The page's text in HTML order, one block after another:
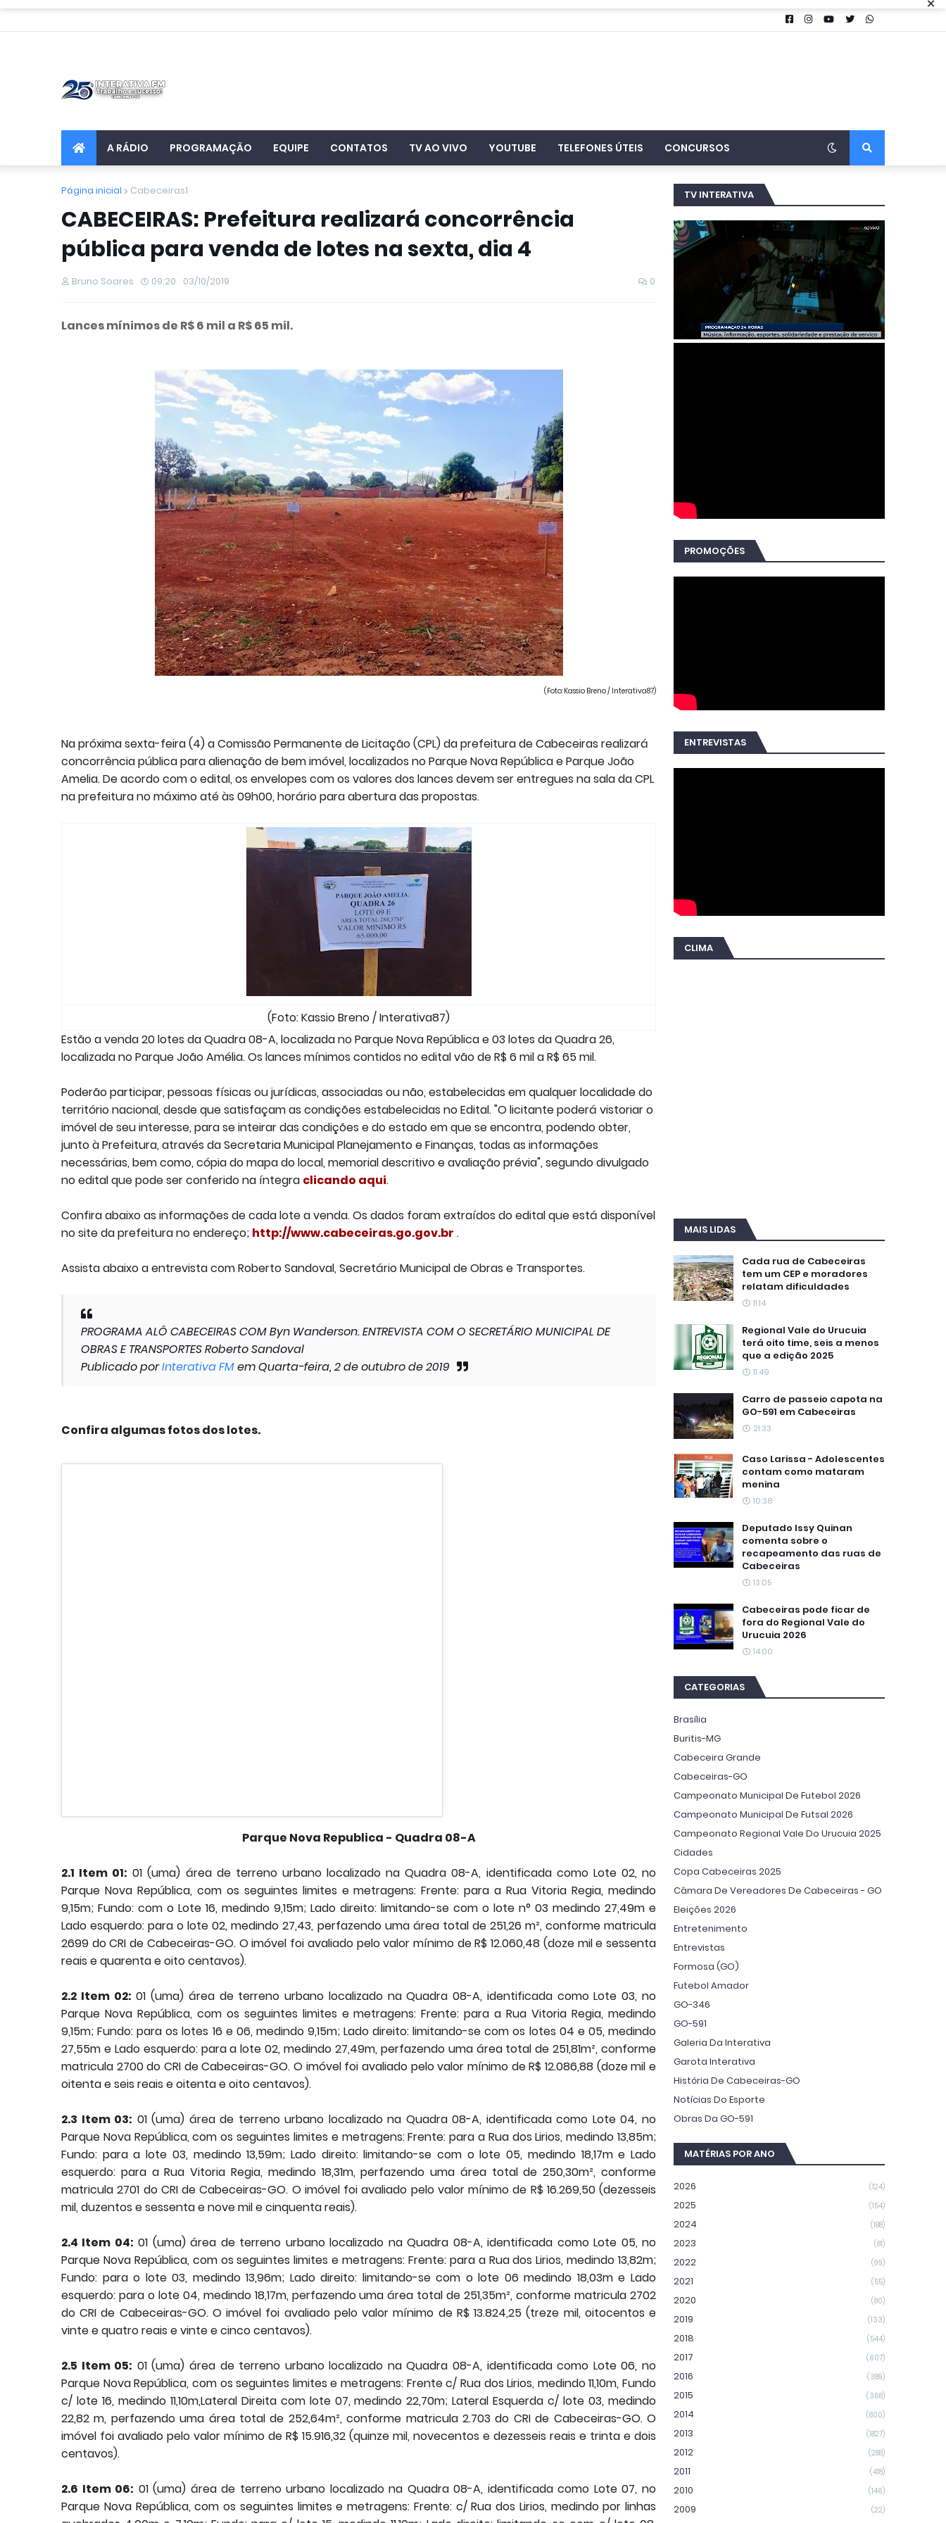
A RÁDIO PROGRAMAÇÃO EQUIPE CONTATOS TV AO VIVO YOUTUBE TELEFONES ÚTEIS CONCURSOS
Página inicial Cabeceiras1
CABECEIRAS: Prefeitura realizará concorrência
pública para venda de lotes na sexta, dia 4
Bruno Soares 09:20 03/10/2019 0
Lances mínimos de R$ 6 mil a R$ 65 mil.
(Foto: Kassio Breno / Interativa87)
Na próxima sexta-feira (4) a Comissão Permanente de Licitação (CPL) da prefeitura de Cabeceiras realizará
concorrência pública para alienação de bem imóvel, localizados no Parque Nova República e Parque João
Amelia. De acordo com o edital, os envelopes com os valores dos lances devem ser entregues na sala da CPL
na prefeitura no máximo até às 09h00, horário para abertura das propostas.
(Foto: Kassio Breno / Interativa87)
Estão a venda 20 lotes da Quadra 08-A, localizada no Parque Nova República e 03 lotes da Quadra 26,
localizada no Parque João Amélia. Os lances mínimos contidos no edital vão de R$ 6 mil a R$ 65 mil.
Poderão participar, pessoas físicas ou jurídicas, associadas ou não, estabelecidas em qualquer localidade do
território nacional, desde que satisfaçam as condições estabelecidas no Edital. "O licitante poderá vistoriar o
imóvel de seu interesse, para se inteirar das condições e do estado em que se encontra, podendo obter,
junto à Prefeitura, através da Secretaria Municipal Planejamento e Finanças, todas as informações
necessárias, bem como, cópia do mapa do local, memorial descritivo e avaliação prévia", segundo divulgado
no edital que pode ser conferido na íntegra clicando aqui.
Confira abaixo as informações de cada lote a venda. Os dados foram extraídos do edital que está disponível
no site da prefeitura no endereço; http://www.cabeceiras.go.gov.br .
Assista abaixo a entrevista com Roberto Sandoval, Secretário Municipal de Obras e Transportes.
PROGRAMA ALÔ CABECEIRAS COM Byn Wanderson. ENTREVISTA COM O SECRETÁRIO MUNICIPAL DE
OBRAS E TRANSPORTES Roberto Sandoval
Publicado porInterativa FMem Quarta-feira, 2 de outubro de 2019
Confira algumas fotos dos lotes.
Parque Nova Republica - Quadra 08-A
2.1 Item 01: 01 (uma) área de terreno urbano localizado na Quadra 08-A, identificada como Lote 02, no
Parque Nova República, com os seguintes limites e metragens: Frente: para a Rua Vitoria Regia, medindo
9,15m; Fundo: com o Lote 16, medindo 9,15m; Lado direito: limitando-se com o lote n° 03 medindo 27,49m e
Lado esquerdo: para o lote 02, medindo 27,43, perfazendo uma área total de 251,26 m², conforme matricula
2699 do CRI de Cabeceiras-GO. O imóvel foi avaliado pelo valor mínimo de R$ 12.060,48 (doze mil e sessenta
reais e quarenta e oito centavos).
2.2 Item 02: 01 (uma) área de terreno urbano localizado na Quadra 08-A, identificada como Lote 03, no
Parque Nova República, com os seguintes limites e metragens: Frente: para a Rua Vitoria Regia, medindo
9,15m; Fundo: para os lotes 16 e 06, medindo 9,15m; Lado direito: limitando-se com os lotes 04 e 05, medindo
27,55m e Lado esquerdo: para a lote 02, medindo 27,49m, perfazendo uma área total de 251,81m², conforme
matricula 2700 do CRI de Cabeceiras-GO. O imóvel foi avaliado pelo valor mínimo de R$ 12.086,88 (doze mil e
oitenta e seis reais e oitenta e oito centavos).
2.3 Item 03: 01 (uma) área de terreno urbano localizado na Quadra 08-A, identificada como Lote 04, no
Parque Nova República, com os seguintes limites e metragens: Frente: para a Rua dos Lirios, medindo 13,85m;
Fundo: para a lote 03, medindo 13,59m; Lado direito: limitando-se com o lote 05, medindo 18,17m e Lado
esquerdo: para a Rua Vitoria Regia, medindo 18,31m, perfazendo uma área total de 250,30m², conforme
matricula 2701 do CRI de Cabeceiras-GO. O imóvel foi avaliado pelo valor mínimo de R$ 16.269,50 (dezesseis
mil, duzentos e sessenta e nove mil e cinquenta reais).
2.4 Item 04: 01 (uma) área de terreno urbano localizado na Quadra 08-A, identificada como Lote 05, no
Parque Nova República, com os seguintes limites e metragens: Frente: para a Rua dos Lirios, medindo 13,82m;
Fundo: para o lote 03, medindo 13,96m; Lado direito: limitando-se com o lote 06 medindo 18,03m e Lado
esquerdo: para o lote 04, medindo 18,17m, perfazendo uma área total de 251,35m², conforme matricula 2702
do CRI de Cabeceiras-GO. O imóvel foi avaliado pelo valor mínimo de R$ 13.824,25 (treze mil, oitocentos e
vinte e quatro reais e vinte e cinco centavos).
2.5 Item 05: 01 (uma) área de terreno urbano localizado na Quadra 08-A, identificada como Lote 06, no
Parque Nova República, com os seguintes limites e metragens: Frente c/ Rua dos Lirios, medindo 11,10m, Fundo
c/ lote 16, medindo 11,10m,Lateral Direita com lote 07, medindo 22,70m; Lateral Esquerda c/ lote 03, medindo
22,82 m, perfazendo uma área total de 252,64m², conforme matricula 2.703 do CRI de Cabeceiras-GO. O
imóvel foi avaliado pelo valor mínimo de R$ 15.916,32 (quinze mil, novecentos e dezesseis reais e trinta e dois
centavos).
2.6 Item 06: 01 (uma) área de terreno urbano localizado na Quadra 08-A, identificada como Lote 07, no
Parque Nova República, com os seguintes limites e metragens: Frente: c/ Rua dos Lirios, medindo por linhas
TV INTERATIVA
PROMOÇÕES
ENTREVISTAS
CLIMA
MAIS LIDAS
Cada rua de Cabeceiras
tem um CEP e moradores
relatam dificuldades
11:14
Regional Vale do Urucuia
terá oito time, seis a menos
que a edição 2025
11:49
Carro de passeio capota na
GO-591 em Cabeceiras
21:33
Caso Larissa - Adolescentes
contam como mataram
menina
10:38
Deputado Issy Quinan
comenta sobre o
recapeamento das ruas de
Cabeceiras
13:05
Cabeceiras pode ficar de
fora do Regional Vale do
Urucuia 2026
14:00
CATEGORIAS
Brasília
Buritis-MG
Cabeceira Grande
Cabeceiras-GO
Campeonato Municipal De Futebol 2026
Campeonato Municipal De Futsal 2026
Campeonato Regional Vale Do Urucuia 2025
Cidades
Copa Cabeceiras 2025
Câmara De Vereadores De Cabeceiras - GO
Eleições 2026
Entretenimento
Entrevistas
Formosa (GO)
Futebol Amador
GO-346
GO-591
Galeria Da Interativa
Garota Interativa
História De Cabeceiras-GO
Notícias Do Esporte
Obras Da GO-591
MATÉRIAS POR ANO
2026 (124)
2025 (154)
2024 (188)
2023 (81)
2022 (99)
2021 (55)
2020 (80)
2019 (133)
2018 (544)
2017 (607)
2016 (389)
2015 (368)
2014 (800)
2013 (1827)
2012 (288)
2011 (418)
2010 (146)
2009 (22)